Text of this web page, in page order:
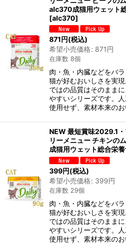
alc370成猫用ウェット
[alc370]
871 円(税込)
希望小売価格: 871 円
在庫数 8個
肉・魚・内臓などをバ
猫が好むおいしさを実
ではの品質はそのまま
やすいシリーズです。
使用せず、素材本来の
NEW 最短賞味2029.1・
リーメニュー チキンの
成猫用ウェット総合栄
399円(税込)
希望小売価格: 399円
在庫数 29個
肉・魚・内臓などをバ
猫が好むおいしさを実
ではの品質はそのまま
やすいシリーズです。
使用せず、素材本来の